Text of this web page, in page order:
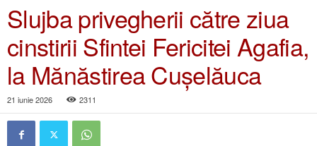
Slujba privegherii către ziua
cinstirii Sfintei Fericitei Agafia,
la Mănăstirea Cușelăuca
21 iunie 2026 2311